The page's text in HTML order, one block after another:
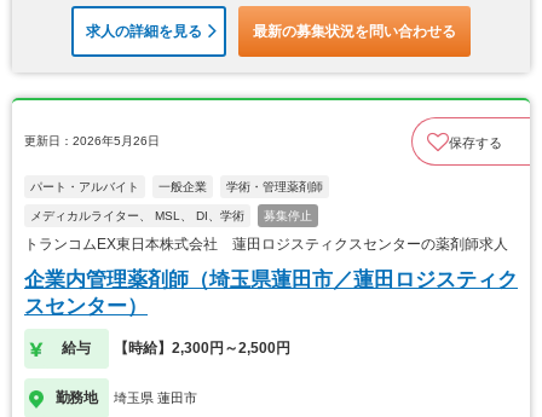
求人の詳細を見る 最新の募集状況を問い合わせる
更新日：2026年5月26日 保存する
パート・アルバイト 一般企業 学術・管理薬剤師
メディカルライター、 MSL、 DI、学術 募集停止
トランコムEX東日本株式会社 蓮田ロジスティクスセンターの薬剤師求人
企業内管理薬剤師（埼玉県蓮田市／蓮田ロジスティク
スセンター）
給与 【時給】2,300円～2,500円
勤務地 埼玉県 蓮田市